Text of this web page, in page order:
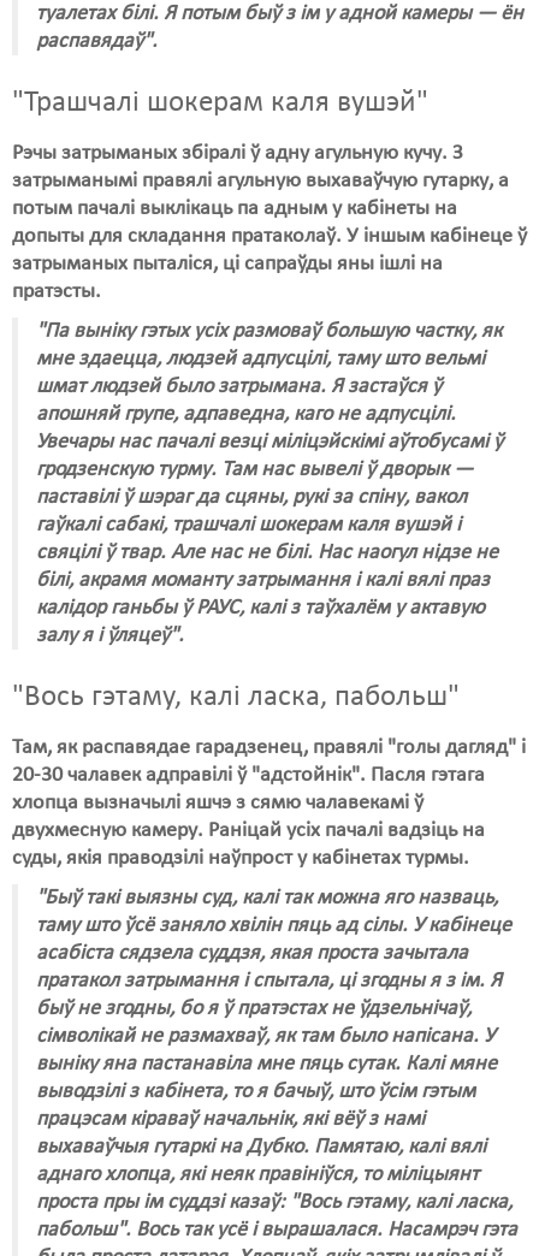
туалетах білі. Я потым быў з ім у адной камеры — ён
распавядаў".
"Трашчалі шокерам каля вушэй"
Рэчы затрыманых збіралі ў адну агульную кучу. З
затрыманымі правялі агульную выхаваўчую гутарку, а
потым пачалі выклікаць па адным у кабінеты на
допыты для складання пратаколаў. У іншым кабінеце ў
затрыманых пыталіся, ці сапраўды яны ішлі на
пратэсты.
"Па выніку гэтых усіх размоваў большую частку, як
мне здаецца, людзей адпусцілі, таму што вельмі
шмат людзей было затрымана. Я застаўся ў
апошняй групе, адпаведна, каго не адпусцілі.
Увечары нас пачалі везці міліцэйскімі аўтобусамі ў
гродзенскую турму. Там нас вывелі ў дворык —
паставілі ў шэраг да сцяны, рукі за спіну, вакол
гаўкалі сабакі, трашчалі шокерам каля вушэй і
свяцілі ў твар. Але нас не білі. Нас наогул нідзе не
білі, акрамя моманту затрымання і калі вялі праз
калідор ганьбы ў РАУС, калі з таўхалём у актавую
залу я і ўляцеў".
"Вось гэтаму, калі ласка, пабольш"
Там, як распавядае гарадзенец, правялі "голы дагляд" і
20-30 чалавек адправілі ў "адстойнік". Пасля гэтага
хлопца вызначылі яшчэ з сямю чалавекамі ў
двухмесную камеру. Раніцай усіх пачалі вадзіць на
суды, якія праводзілі наўпрост у кабінетах турмы.
"Быў такі выязны суд, калі так можна яго назваць,
таму што ўсё заняло хвілін пяць ад сілы. У кабінеце
асабіста сядзела суддзя, якая проста зачытала
пратакол затрымання і спытала, ці згодны я з ім. Я
быў не згодны, бо я ў пратэстах не ўдзельнічаў,
сімволікай не размахваў, як там было напісана. У
выніку яна пастанавіла мне пяць сутак. Калі мяне
выводзілі з кабінета, то я бачыў, што ўсім гэтым
працэсам кіраваў начальнік, які вёў з намі
выхаваўчыя гутаркі на Дубко. Памятаю, калі вялі
аднаго хлопца, які неяк правініўся, то міліцыянт
проста пры ім суддзі казаў: "Вось гэтаму, калі ласка,
пабольш". Вось так усё і вырашалася. Насамрэч гэта